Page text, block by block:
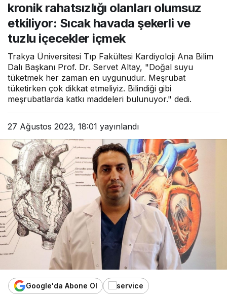
havada şekerli ve tuzlu
içecekler içmek
kronik rahatsızlığı olanları olumsuz
etkiliyor: Sıcak havada şekerli ve
tuzlu içecekler içmek
Trakya Üniversitesi Tıp Fakültesi Kardiyoloji Ana Bilim
Dalı Başkanı Prof. Dr. Servet Altay, "Doğal suyu
tüketmek her zaman en uygunudur. Meşrubat
tüketirken çok dikkat etmeliyiz. Bilindiği gibi
meşrubatlarda katkı maddeleri bulunuyor." dedi.
27 Ağustos 2023, 18:01 yayınlandı
Google'da Abone Ol